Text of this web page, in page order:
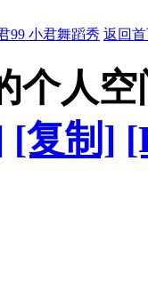
99 小君舞蹈秀 返回
个人空
[复制]